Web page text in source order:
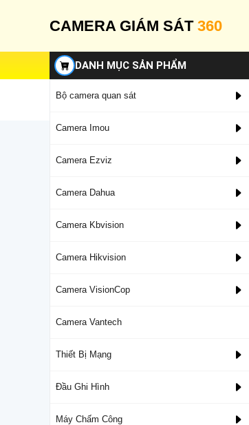
CAMERA GIÁM SÁT 360
DANH MỤC SẢN PHẨM
Bộ camera quan sát
Camera Imou
Camera Ezviz
Camera Dahua
Camera Kbvision
Camera Hikvision
Camera VisionCop
Camera Vantech
Thiết Bị Mạng
Đầu Ghi Hình
Máy Chấm Công